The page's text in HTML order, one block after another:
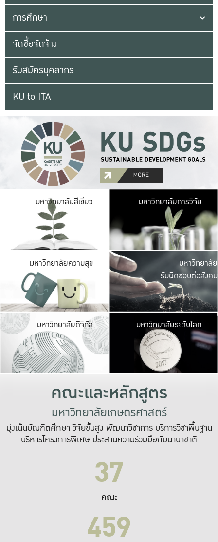
การศึกษา
จัดซื้อจัดจ้าง
รับสมัครบุคลากร
KU to ITA
มหาวิทยาลัยสีเขียว มหาวิ
มีพื้นที่เขียวสดใส
เป็นป่าในเมือง เกษต
มหาวิทยาลัยการวิจัย
มหาวิทยาลัยความสุข มหาวิ
ค
เปิดประ
และพบเรื่องราวใ
มหาวิทยาลัย
รับผิดชอบต่อสังคม
มหาวิทยาลัยดิจิทัล มหาวิ
เปลี่ยนแปลง แล
เพื่อทำง
ระบบสารสนเทศ
มหาวิทยาลัยระดับโลก
คณะและหลักสูตร
มหาวิทยาลัยเกษตรศาสตร์
มุ่งเน้นบัณฑิตศึกษา วิจัยขั้นสูง พัฒนาวิชาการ บริการวิชาพื้นฐาน
บริหารโครงการพิเศษ ประสานความร่วมมือกับนานาชาติ
37
คณะ
459